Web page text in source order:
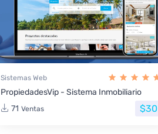
Sistemas Web
PropiedadesVip - Sistema Inmobiliario
71 Ventas $30